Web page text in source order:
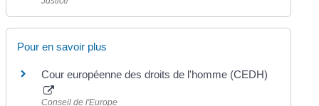
Pour en savoir plus
Cour européenne des droits de l'homme (CEDH)
Conseil de l'Europe